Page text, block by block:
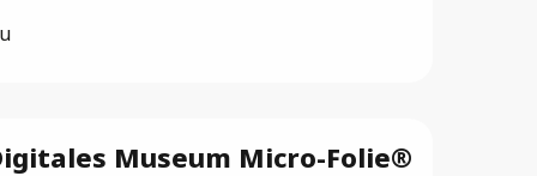
Museum Micro-Folie®